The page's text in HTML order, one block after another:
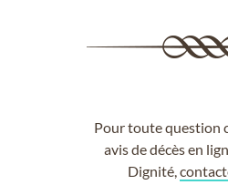
Pour toute question
avis de décès en
Dignité,